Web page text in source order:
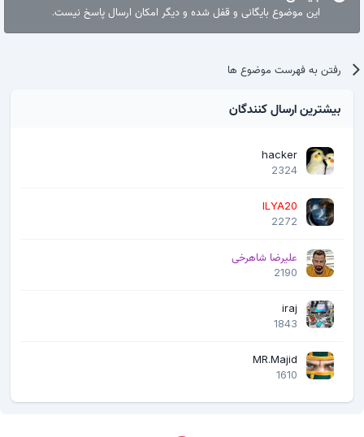
این موضوع بایگانی و قفل شده و دیگر امکان ارسال پاسخ نیست.
رفتن به فهرست موضوع ها
بیشترین ارسال کنندگان
hacker
2324
ILYA20
2272
علیرضا شاهرخی
2190
iraj
1843
MR.Majid
1610